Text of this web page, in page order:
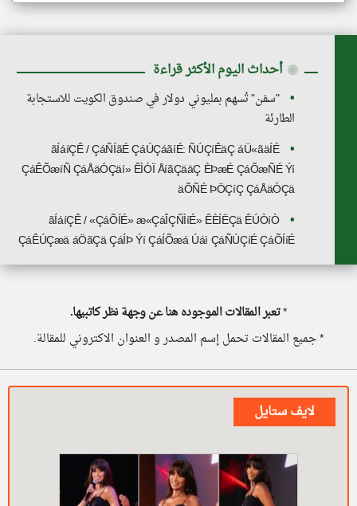
◉ أحداث اليوم الأكثر قراءة
"سفن" تُسهم بمليوني دولار في صندوق الكويت للاستجابة
الطارئة
ãÍáíÇÊ / ÇáÑÍãÉ ÇáÚÇáãíÉ: ÑÚÇíÊäÇ áÜ«ãäÍÉ
ÇáÊÕæíÑ ÇáÅäÓÇäí» ÊÌÓÏ ÅíãÇääÇ ÈÞæÉ ÇáÕæÑÉ Ýí
äÕÑÉ ÞÖÇíÇ ÇáÅäÓÇä
ãÍáíÇÊ / «ÇáÕÍÉ» æ«ÇáÎÇÑÌíÉ» ÊÈÍËÇä ÊÚÒíÒ
ÇáÊÚÇæä áÖãÇä ÇáÍÞ Ýí ÇáÍÕæá Úáì ÇáÑÚÇíÉ ÇáÕÍíÉ
*تعبر المقالات الموجوده هنا عن وجهة نظر كاتبيها.
* جميع المقالات تحمل إسم المصدر و العنوان الاكتروني للمقالة.
لايف ستايل